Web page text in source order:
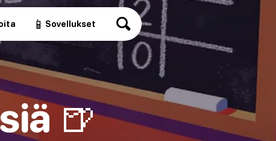
📱 Sovellukset
🍺